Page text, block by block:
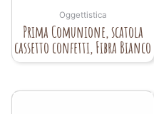
Oggettistica
Prima Comunione, scatola
cassetto confetti, Fibra Bianco